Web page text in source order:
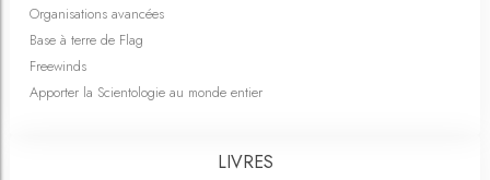
Organisations avancées
Base à terre de Flag
Freewinds
Apporter la Scientologie au monde entier
LIVRES